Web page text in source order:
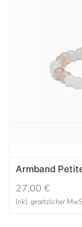
Armband
27,00 €
Inkl. gesetzlicher